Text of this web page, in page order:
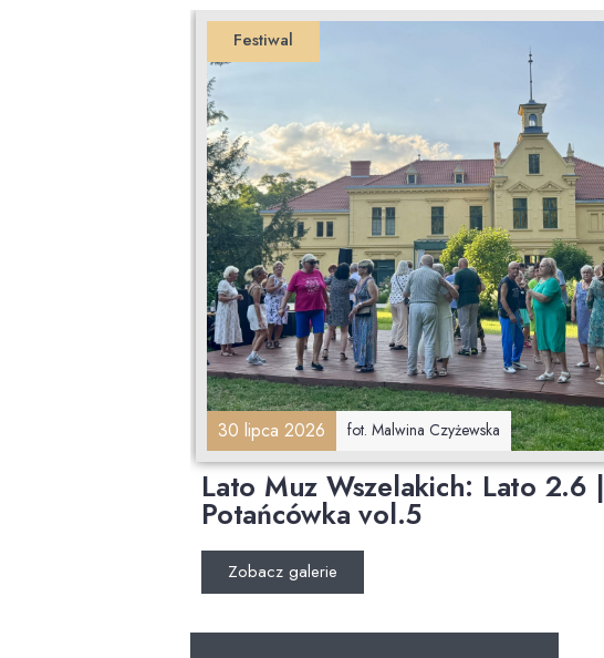
Festiwal
30 lipca 2026 fot. Malwina Czyżewska
Lato Muz Wszelakich: Lato 2.6 |
Potańcówka vol.5
Zobacz galerie